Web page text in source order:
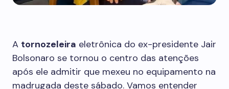
A tornozeleira eletrônica do ex-presidente Jair
Bolsonaro se tornou o centro das atenções
após ele admitir que mexeu no equipamento na
madrugada deste sábado. Vamos entender